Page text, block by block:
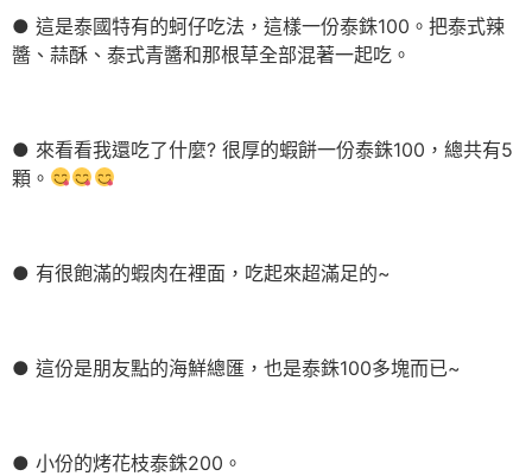
● 這是泰國特有的蚵仔吃法，這樣一份泰銖100。把泰式辣
醬、蒜酥、泰式青醬和那根草全部混著一起吃。
● 來看看我還吃了什麼? 很厚的蝦餅一份泰銖100，總共有5
顆。
● 有很飽滿的蝦肉在裡面，吃起來超滿足的~
● 這份是朋友點的海鮮總匯，也是泰銖100多塊而已~
● 小份的烤花枝泰銖200。